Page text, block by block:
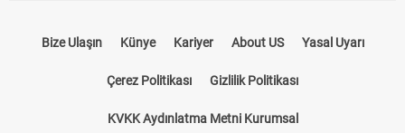
Bize Ulaşın Künye Kariyer About US Yasal Uyarı
Çerez Politikası Gizlilik Politikası
KVKK Aydınlatma Metni Kurumsal